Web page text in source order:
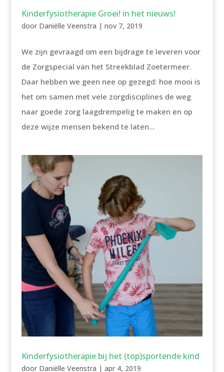
Kinderfysiotherapie Groei! in het nieuws!
door Daniëlle Veenstra | nov 7, 2019
We zijn gevraagd om een bijdrage te leveren voor
de Zorgspecial van het Streekblad Zoetermeer.
Daar hebben we geen nee op gezegd: hoe mooi is
het om samen met vele zorgdisciplines de weg
naar goede zorg laagdrempelig te maken en op
deze wijze mensen bekend te laten...
Kinderfysiotherapie bij het (top)sportende kind
door Daniëlle Veenstra | apr 4, 2019